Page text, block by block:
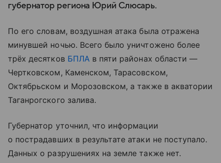
губернатор региона Юрий Слюсарь.
По его словам, воздушная атака была отражена
минувшей ночью. Всего было уничтожено более
трёх десятков БПЛА в пяти районах области —
Чертковском, Каменском, Тарасовском,
Октябрьском и Морозовском, а также в акватории
Таганрогского залива.
Губернатор уточнил, что информации
о пострадавших в результате атаки не поступало.
Данных о разрушениях на земле также нет.